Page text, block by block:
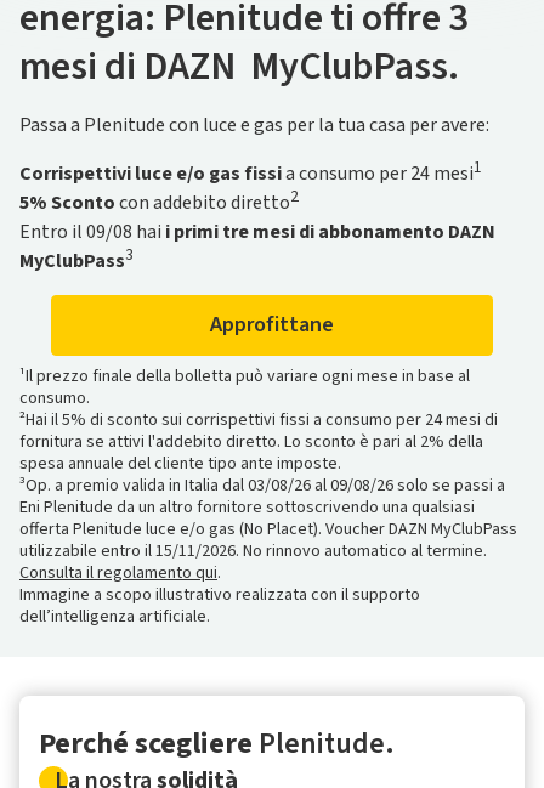
energia: Plenitude ti offre 3
mesi di DAZN MyClubPass.
Passa a Plenitude con luce e gas per la tua casa per avere:
Corrispettivi luce e/o gas fissia consumo per 24 mesi1
5% Scontocon addebito diretto2
Entro il 09/08 hai i primi tre mesi di abbonamento DAZN
MyClubPass3
Approfittane
¹Il prezzo finale della bolletta può variare ogni mese in base al
consumo.
²Hai il 5% di sconto sui corrispettivi fissi a consumo per 24 mesi di
fornitura se attivi l'addebito diretto. Lo sconto è pari al 2% della
spesa annuale del cliente tipo ante imposte.
³Op. a premio valida in Italia dal 03/08/26 al 09/08/26 solo se passi a
Eni Plenitude da un altro fornitore sottoscrivendo una qualsiasi
offerta Plenitude luce e/o gas (No Placet). Voucher DAZN MyClubPass
utilizzabile entro il 15/11/2026. No rinnovo automatico al termine.
Consulta il regolamento qui.
Immagine a scopo illustrativo realizzata con il supporto
dell’intelligenza artificiale.
Plenitude
Scopri Plenitude Fibraa soli 21,90€ al mese e naviga
tecnologia FTTH
. In più, se attivi l’offerta entro il 26/08
hai unosmartwatch Amazfit Active 3 Premium
in
omaggio. L’offerta non include il servizio voce
partire da 5.290€.
Con ilfotovoltaico da 62,50€/mesein 120 mesi* hai
Protetto,contro i danni da furto, grandine e
maltempo**.
Scopri di più
*Prezzo del bene Start Tuo 3kWp 5.290€, totale dovuto €7.884,56 TAN
**Operazioni a premio valide fino al 31/12/2026. Con l'offerta Start e
Plus hai Zurich Impianto Protetto per 5 anni,Regolamento qui; con
l'offerta Prime hai Zurich Impianto Protetto per 10 anni,Regolamento
qui.
Più vantaggi
Per te c'è un nuovoregalo, scoprilo subito! In più prova
se scarichi l'App Enilive, moltiplichi i tuoi punti e ottieni
vantaggi sempre Più grandi.
Scopri di più
*Operazione a premio “Più Insieme” valida dal 25‌/05‌/26‌ al 30‌/06‌/28‌.
Consulta i T&C, il regolamento dell’operazione a premio e, più in
generale, i regolamenti delle iniziative sul sito piuinsieme.com.
**Concorso a premi, diviso in fasi, valido fino alle 09:59 del
14/09/2026. Montepremi complessivo pari a €338.313,40 (IVA inclusa).
Regolamento su piuinsieme.com
Perché scegliere Plenitude.
La nostrasolidità